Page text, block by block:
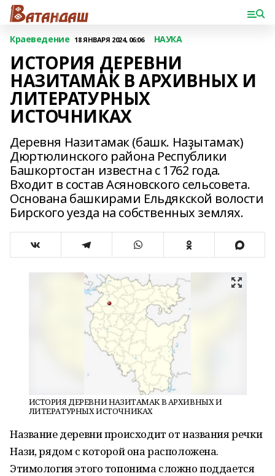
Краеведение 18 ЯНВАРЯ 2024, 06:06 НАУКА
ИСТОРИЯ ДЕРЕВНИ
НАЗИТАМАК В АРХИВНЫХ И
ЛИТЕРАТУРНЫХ
ИСТОЧНИКАХ
Деревня Назитамак (башк. Наҙытамаҡ)
Дюртюлинского района Республики
Башкортостан известна с 1762 года.
Входит в состав Асяновского сельсовета.
Основана башкирами Ельдякской волости
Бирского уезда на собственных землях.
ИСТОРИЯ ДЕРЕВНИ НАЗИТАМАК В АРХИВНЫХ И
ЛИТЕРАТУРНЫХ ИСТОЧНИКАХ
Название деревни происходит от названия речки
Нази, рядом с которой она расположена.
Этимология этого топонима сложно поддается